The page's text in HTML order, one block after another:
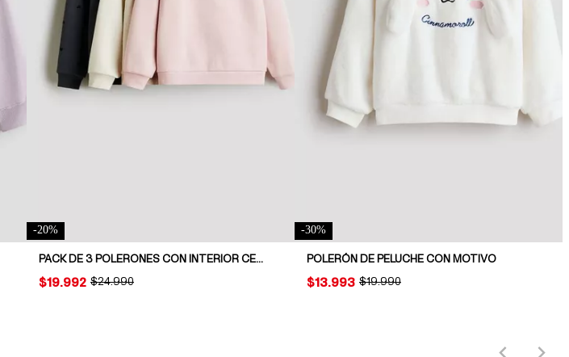
-20%
PACK DE 3 POLERONES CON INTERIOR CEPILLADO
ORIGINAL PRICE:
$24.990
PRICE:
$19.992
-30%
POLERÓN DE PELUCHE CON MOTIVO
ORIGINAL PRICE:
$19.990
PRICE:
$13.993